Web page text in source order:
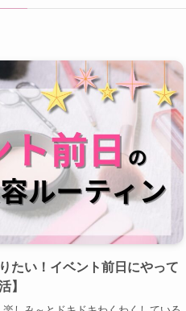
たい！イベント前日にやって
】